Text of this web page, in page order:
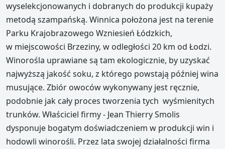
wyselekcjonowanych i dobranych do produkcji kupaży
metodą szampańską. Winnica położona jest na terenie
Parku Krajobrazowego Wzniesień Łódzkich,
w miejscowości Brzeziny, w odległości 20 km od Łodzi.
Winorośla uprawiane są tam ekologicznie, by uzyskać
najwyższą jakość soku, z którego powstają później wina
musujące. Zbiór owoców wykonywany jest ręcznie,
podobnie jak cały proces tworzenia tych wyśmienitych
trunków. Właściciel firmy - Jean Thierry Smolis
dysponuje bogatym doświadczeniem w produkcji win i
hodowli winorośli. Przez lata swojej działalności firma